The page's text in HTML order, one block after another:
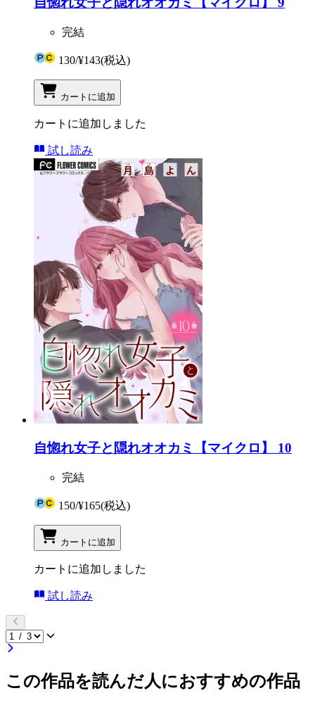
完結
130/¥143(税込)
カートに追加
カートに追加しました
試し読み
自惚れ女子と隠れオオカミ【マイクロ】 10
完結
150/¥165(税込)
カートに追加
カートに追加しました
試し読み
この作品を読んだ人におすすめの作品